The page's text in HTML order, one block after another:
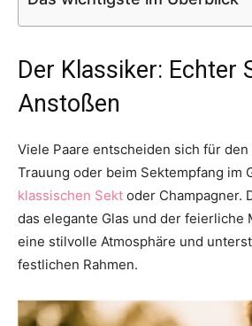
Der Klassiker: Echter
Anstoßen
Viele Paare entscheiden sich für den
Trauung oder beim Sektempfang im
klassischen Sekt oder Champagner.
das elegante Glas und der feierliche
eine stilvolle Atmosphäre und
festlichen Rahmen.